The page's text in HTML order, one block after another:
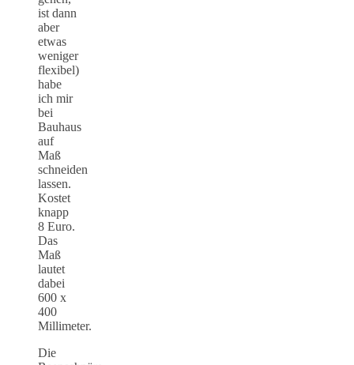
ist dann
aber
etwas
weniger
flexibel)
habe
ich mir
bei
Bauhaus
auf
Maß
schneiden
lassen.
Kostet
knapp
8 Euro.
Das
Maß
lautet
dabei
600 x
400
Millimeter.
Die